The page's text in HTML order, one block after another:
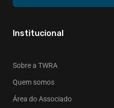
Institucional
Sobre a TWRA
Quem somos
Área do Associado